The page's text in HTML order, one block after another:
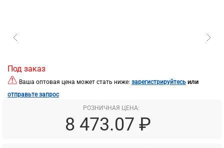
Под заказ
Ваша оптовая цена может стать ниже: зарегистрируйтесь или
отправьте запрос
РОЗНИЧНАЯ ЦЕНА:
8 473.07 ₽